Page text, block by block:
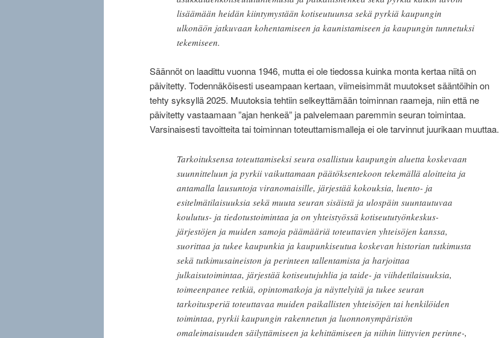
lisäämään heidän kiintymystään kotiseutuunsa sekä pyrkiä kaupungin
ulkonäön jatkuvaan kohentamiseen ja kaunistamiseen ja kaupungin tunnetuksi
tekemiseen.
Säännöt on laadittu vuonna 1946, mutta ei ole tiedossa kuinka monta kertaa niitä on
päivitetty. Todennäköisesti useampaan kertaan, viimeisimmät muutokset sääntöihin on
tehty syksyllä 2025. Muutoksia tehtiin selkeyttämään toiminnan raameja, niin että ne
päivitetty vastaamaan ”ajan henkeä” ja palvelemaan paremmin seuran toimintaa.
Varsinaisesti tavoitteita tai toiminnan toteuttamismalleja ei ole tarvinnut juurikaan muuttaa.
Tarkoituksensa toteuttamiseksi seura osallistuu kaupungin aluetta koskevaan
suunnitteluun ja pyrkii vaikuttamaan päätöksentekoon tekemällä aloitteita ja
antamalla lausuntoja viranomaisille, järjestää kokouksia, luento- ja
esitelmätilaisuuksia sekä muuta seuran sisäistä ja ulospäin suuntautuvaa
koulutus- ja tiedotustoimintaa ja on yhteistyössä kotiseututyönkeskus-
järjestöjen ja muiden samoja päämääriä toteuttavien yhteisöjen kanssa,
suorittaa ja tukee kaupunkia ja kaupunkiseutua koskevan historian tutkimusta
sekä tutkimusaineiston ja perinteen tallentamista ja harjoittaa
julkaisutoimintaa, järjestää kotiseutujuhlia ja taide- ja viihdetilaisuuksia,
toimeenpanee retkiä, opintomatkoja ja näyttelyitä ja tukee seuran
tarkoitusperiä toteuttavaa muiden paikallisten yhteisöjen tai henkilöiden
toimintaa, pyrkii kaupungin rakennetun ja luonnonympäristön
omaleimaisuuden säilyttämiseen ja kehittämiseen ja niihin liittyvien perinne-,